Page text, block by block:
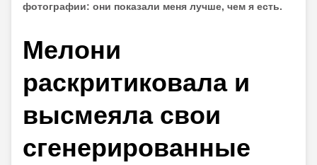
фотографии: они показали меня лучше, чем я есть.
Мелони
раскритиковала и
высмеяла свои
сгенерированные